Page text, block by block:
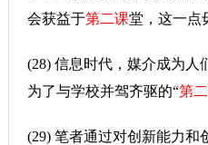
会获益于第二课堂，这一点
(28) 信息时代，媒介成为人
为了与学校并驾齐驱的“第
(29) 笔者通过对创新能力和